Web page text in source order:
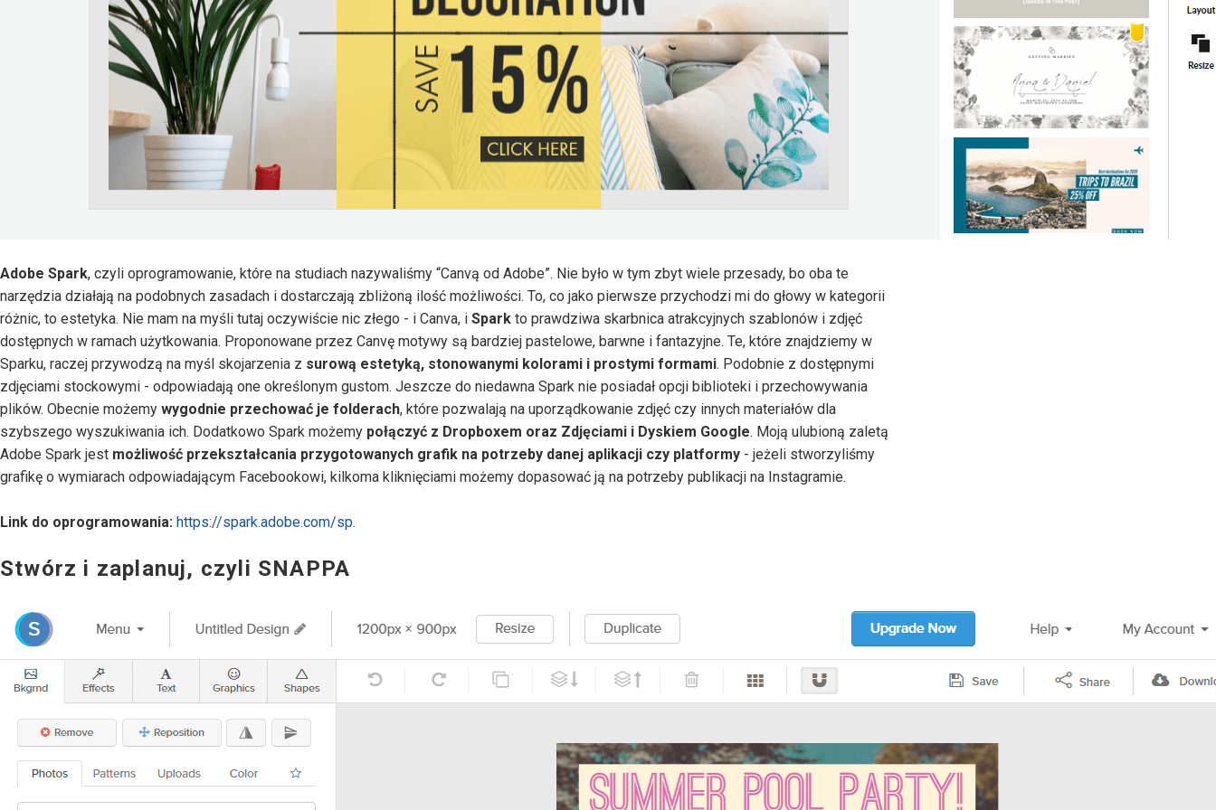
Adobe Spark, czyli oprogramowanie, które na studiach nazywaliśmy “Canvą od Adobe”. Nie było w tym zbyt wiele przesady, bo oba te
narzędzia działają na podobnych zasadach i dostarczają zbliżoną ilość możliwości. To, co jako pierwsze przychodzi mi do głowy w kategorii
różnic, to estetyka. Nie mam na myśli tutaj oczywiście nic złego - i Canva, i Spark to prawdziwa skarbnica atrakcyjnych szablonów i zdjęć
dostępnych w ramach użytkowania. Proponowane przez Canvę motywy są bardziej pastelowe, barwne i fantazyjne. Te, które znajdziemy w
Sparku, raczej przywodzą na myśl skojarzenia z surową estetyką, stonowanymi kolorami i prostymi formami. Podobnie z dostępnymi
zdjęciami stockowymi - odpowiadają one określonym gustom. Jeszcze do niedawna Spark nie posiadał opcji biblioteki i przechowywania
plików. Obecnie możemy wygodnie przechować je folderach, które pozwalają na uporządkowanie zdjęć czy innych materiałów dla
szybszego wyszukiwania ich. Dodatkowo Spark możemy połączyć z Dropboxem oraz Zdjęciami i Dyskiem Google. Moją ulubioną zaletą
Adobe Spark jest możliwość przekształcania przygotowanych grafik na potrzeby danej aplikacji czy platformy - jeżeli stworzyliśmy
grafikę o wymiarach odpowiadającym Facebookowi, kilkoma kliknięciami możemy dopasować ją na potrzeby publikacji na Instagramie.
Link do oprogramowania: https://spark.adobe.com/sp.
Stwórz i zaplanuj, czyli SNAPPA